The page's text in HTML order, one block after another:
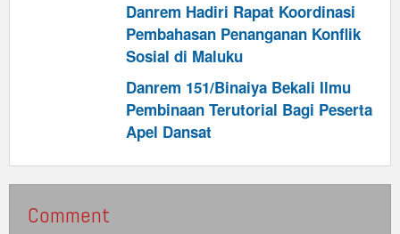
Danrem Hadiri Rapat Koordinasi
Pembahasan Penanganan Konflik
Sosial di Maluku
Danrem 151/Binaiya Bekali Ilmu
Pembinaan Terutorial Bagi Peserta
Apel Dansat
Comment